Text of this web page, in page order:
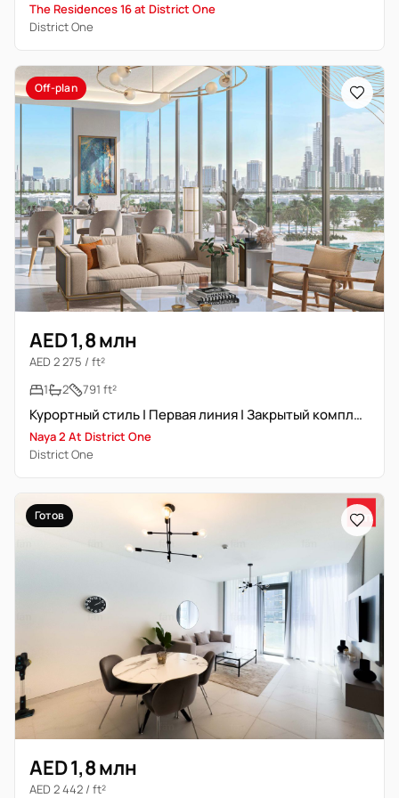
The Residences 16 at District One
District One
Off-plan
AED 1,8 млн
AED 2 275 / ft²
1
2 791 ft²
Курортный стиль | Первая линия | Закрытый комплекс
Naya 2 At District One
District One
Готов
AED 1,8 млн
AED 2 442 / ft²